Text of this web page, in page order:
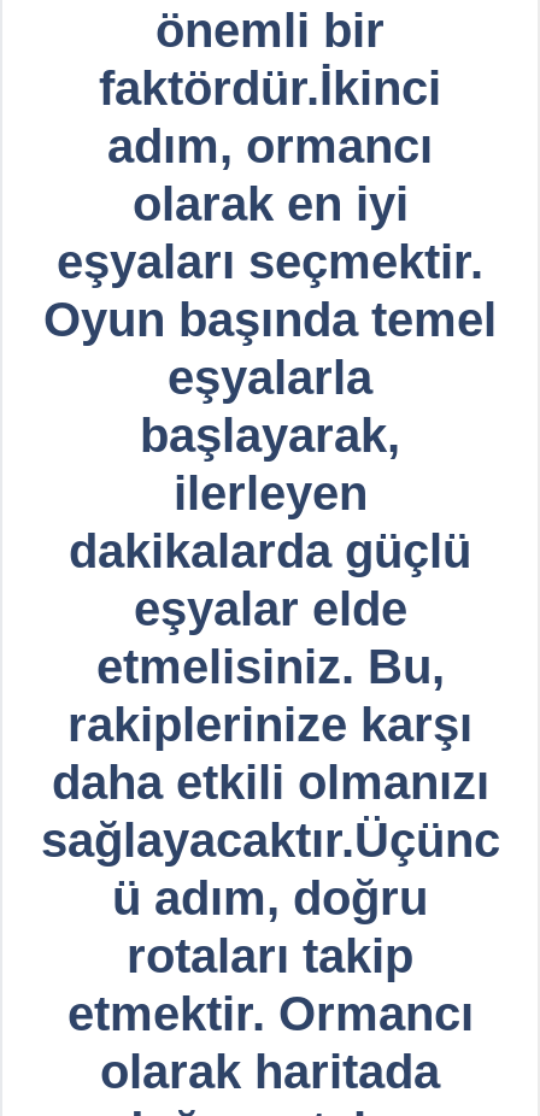
önemli bir
faktördür.İkinci
adım, ormancı
olarak en iyi
eşyaları seçmektir.
Oyun başında temel
eşyalarla
başlayarak,
ilerleyen
dakikalarda güçlü
eşyalar elde
etmelisiniz. Bu,
rakiplerinize karşı
daha etkili olmanızı
sağlayacaktır.Üçünc
ü adım, doğru
rotaları takip
etmektir. Ormancı
olarak haritada